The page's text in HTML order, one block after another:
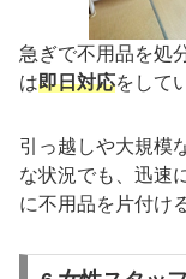
急ぎで不用品を処
は即日対応をして
引っ越しや大規模
な状況でも、迅速
に不用品を片付け